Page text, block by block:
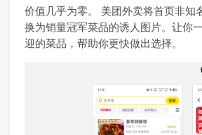
价值几乎为零。 美团外卖将首页非知
换为销量冠军菜品的诱人图片。让你
迎的菜品，帮助你更快做出选择。